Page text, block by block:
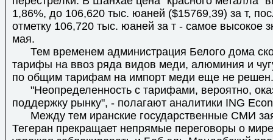
1,86%, до 106,620 тыс. юаней ($15769,39) за т,
отметку 106,720 тыс. юаней за т - самое высокое
мая.
Тем временем администрация Белого дома
тарифы на ввоз ряда видов меди, алюминия и
по общим тарифам на импорт меди еще не решен.
"Неопределенность с тарифами, вероятно,
поддержку рынку", - полагают аналитики ING
Между тем иранские государственные СМИ
Тегеран прекращает непрямые переговоры о